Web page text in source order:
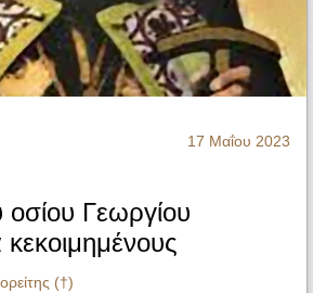
17 Μαΐου 2023
οσίου Γεωργίου
(†)